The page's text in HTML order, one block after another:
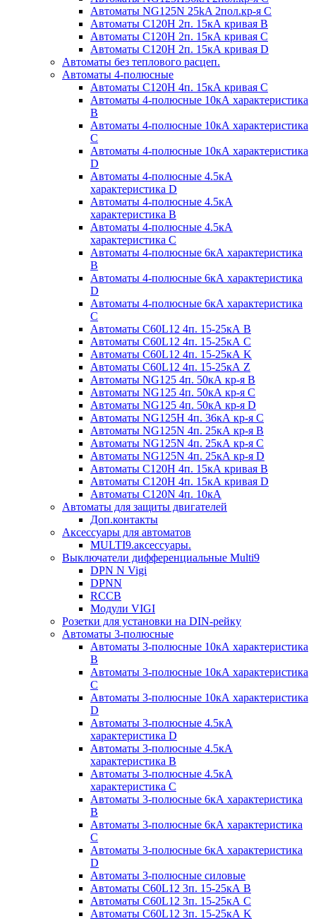
Автоматы NG125N 25kA 2пол.кр-я C
Автоматы С120H 2п. 15кА кривая B
Автоматы С120H 2п. 15кА кривая C
Автоматы С120H 2п. 15кА кривая D
Автоматы без теплового расцеп.
Автоматы 4-полюсные
Автоматы С120H 4п. 15кА кривая C
Автоматы 4-полюсные 10кА характеристика
B
Автоматы 4-полюсные 10кА характеристика
C
Автоматы 4-полюсные 10кА характеристика
D
Автоматы 4-полюсные 4.5кА
характеристика D
Автоматы 4-полюсные 4.5кА
характеристика В
Автоматы 4-полюсные 4.5кА
характеристика С
Автоматы 4-полюсные 6кА характеристика
B
Автоматы 4-полюсные 6кА характеристика
D
Автоматы 4-полюсные 6кА характеристика
С
Автоматы C60L12 4п. 15-25кА B
Автоматы C60L12 4п. 15-25кА C
Автоматы C60L12 4п. 15-25кА K
Автоматы C60L12 4п. 15-25кА Z
Автоматы NG125 4п. 50кА кр-я B
Автоматы NG125 4п. 50кА кр-я C
Автоматы NG125 4п. 50кА кр-я D
Автоматы NG125H 4п. 36кА кр-я C
Автоматы NG125N 4п. 25кА кр-я B
Автоматы NG125N 4п. 25кА кр-я C
Автоматы NG125N 4п. 25кА кр-я D
Автоматы С120H 4п. 15кА кривая B
Автоматы С120H 4п. 15кА кривая D
Автоматы С120N 4п. 10кА
Автоматы для защиты двигателей
Доп.контакты
Аксессуары для автоматов
MULTI9.аксессуары.
Выключатели дифференциальные Multi9
DPN N Vigi
DPNN
RCCB
Модули VIGI
Розетки для установки на DIN-рейку
Автоматы 3-полюсные
Автоматы 3-полюсные 10кА характеристика
B
Автоматы 3-полюсные 10кА характеристика
C
Автоматы 3-полюсные 10кА характеристика
D
Автоматы 3-полюсные 4.5кА
характеристика D
Автоматы 3-полюсные 4.5кА
характеристика В
Автоматы 3-полюсные 4.5кА
характеристика С
Автоматы 3-полюсные 6кА характеристика
B
Автоматы 3-полюсные 6кА характеристика
C
Автоматы 3-полюсные 6кА характеристика
D
Автоматы 3-полюсные силовые
Автоматы C60L12 3п. 15-25кА B
Автоматы C60L12 3п. 15-25кА C
Автоматы C60L12 3п. 15-25кА K